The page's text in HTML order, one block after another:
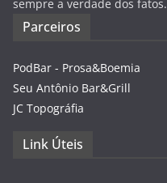
sempre a verdade dos fatos.
Parceiros
PodBar - Prosa&Boemia
Seu Antônio Bar&Grill
JC Topográfia
Link Úteis